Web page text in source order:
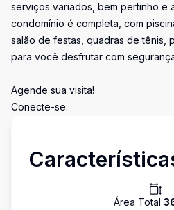
serviços variados, bem pertinho e
condomínio é completa, com
salão de festas, quadras de tênis,
para você desfrutar com
Agende sua visita!
Conecte-se.
Área Total